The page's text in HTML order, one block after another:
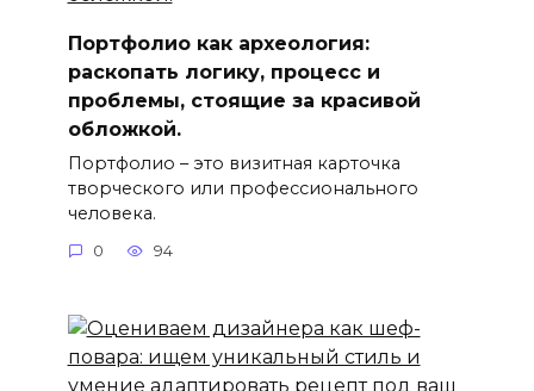
Портфолио как археология:
раскопать логику, процесс и
проблемы, стоящие за красивой
обложкой.
Портфолио – это визитная карточка
творческого или профессионального
человека.
0 94